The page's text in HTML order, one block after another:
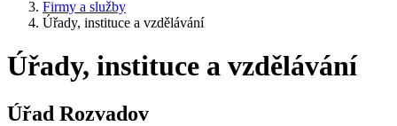
Firmy a služby
Úřady, instituce a vzdělávání
Úřady, instituce a vzdělávání
Úřad Rozvadov